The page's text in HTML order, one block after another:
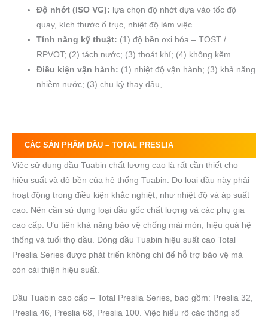
Độ nhớt (ISO VG): lựa chọn độ nhớt dựa vào tốc độ
quay, kích thước ổ trục, nhiệt độ làm việc.
Tính năng kỹ thuật: (1) độ bền oxi hóa – TOST /
RPVOT; (2) tách nước; (3) thoát khí; (4) không kẽm.
Điều kiện vận hành: (1) nhiệt độ vận hành; (3) khả năng
nhiễm nước; (3) chu kỳ thay dầu,…
CÁC SẢN PHẨM DẦU – TOTAL PRESLIA
Việc sử dụng dầu Tuabin chất lượng cao là rất cần thiết cho
hiệu suất và độ bền của hệ thống Tuabin. Do loại dầu này phải
hoạt động trong điều kiện khắc nghiệt, như nhiệt độ và áp suất
cao. Nên cần sử dụng loại dầu gốc chất lượng và các phụ gia
cao cấp. Ưu tiên khả năng bảo vệ chống mài mòn, hiệu quả hệ
thống và tuổi thọ dầu. Dòng dầu Tuabin hiệu suất cao Total
Preslia Series được phát triển không chỉ để hỗ trợ bảo vệ mà
còn cải thiện hiệu suất.
Dầu Tuabin cao cấp – Total Preslia Series, bao gồm: Preslia 32,
Preslia 46, Preslia 68, Preslia 100. Việc hiểu rõ các thông số